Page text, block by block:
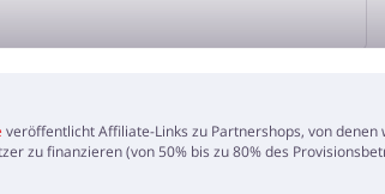
veröffentlicht Affiliate-Links zu Partnershops, von
zu finanzieren (von 50% bis zu 80% des